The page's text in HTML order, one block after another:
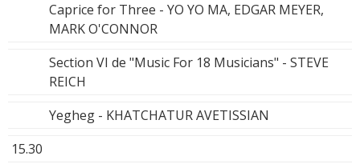
Caprice for Three - YO YO MA, EDGAR MEYER,
MARK O'CONNOR
Section VI de "Music For 18 Musicians" - STEVE
REICH
Yegheg - KHATCHATUR AVETISSIAN
15.30